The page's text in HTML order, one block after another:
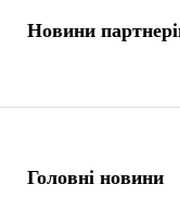
Головні новини
Новини